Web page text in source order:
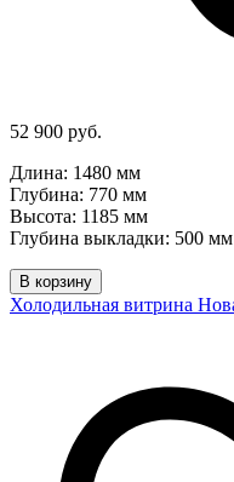
52 900 руб.
Длина: 1480 мм
Глубина: 770 мм
Высота: 1185 мм
Глубина выкладки: 500 мм
В корзину
Холодильная витрина